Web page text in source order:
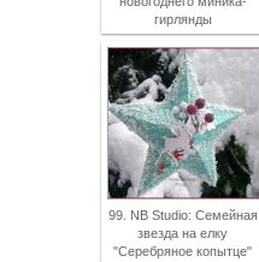
гирлянды
99. NB Studio: Семейная
звезда на елку
"Серебряное копытце"